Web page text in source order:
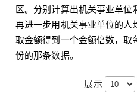
区。分别计算出机关事业单位
再进一步用机关事业单位的
取金额得到一个金额倍数，取
份的那条数据。
展示